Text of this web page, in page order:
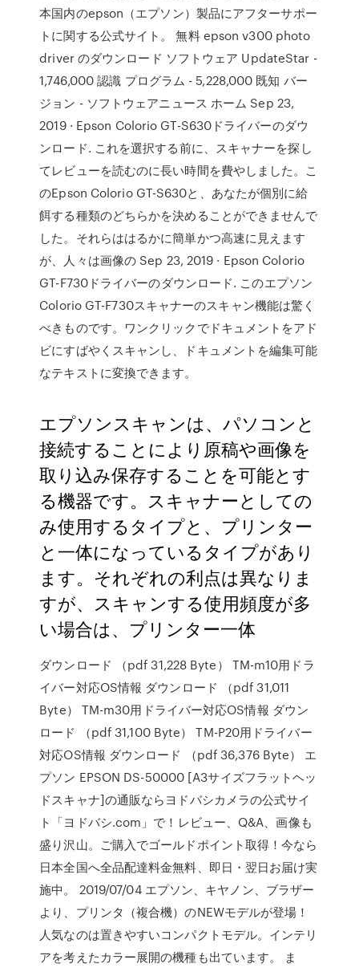
本国内のepson（エプソン）製品にアフターサポー
トに関する公式サイト。 無料 epson v300 photo
driver のダウンロード ソフトウェア UpdateStar -
1,746,000 認識 プログラム - 5,228,000 既知 バー
ジョン - ソフトウェアニュース ホーム Sep 23,
2019 · Epson Colorio GT-S630ドライバーのダウ
ンロード. これを選択する前に、スキャナーを探し
てレビューを読むのに長い時間を費やしました。こ
のEpson Colorio GT-S630と、あなたが個別に給
餌する種類のどちらかを決めることができませんで
した。それらははるかに簡単かつ高速に見えます
が、人々は画像の Sep 23, 2019 · Epson Colorio
GT-F730ドライバーのダウンロード. このエプソン
Colorio GT-F730スキャナーのスキャン機能は驚く
べきものです。ワンクリックでドキュメントをアド
ビにすばやくスキャンし、ドキュメントを編集可能
なテキストに変換できます。
エプソンスキャンは、パソコンと
接続することにより原稿や画像を
取り込み保存することを可能とす
る機器です。スキャナーとしての
み使用するタイプと、プリンター
と一体になっているタイプがあり
ます。それぞれの利点は異なりま
すが、スキャンする使用頻度が多
い場合は、プリンター一体
ダウンロード （pdf 31,228 Byte） TM-m10用ドラ
イバー対応OS情報 ダウンロード （pdf 31,011
Byte） TM-m30用ドライバー対応OS情報 ダウン
ロード （pdf 31,100 Byte） TM-P20用ドライバー
対応OS情報 ダウンロード （pdf 36,376 Byte） エ
プソン EPSON DS-50000 [A3サイズフラットヘッ
ドスキャナ]の通販ならヨドバシカメラの公式サイ
ト「ヨドバシ.com」で！レビュー、Q&A、画像も
盛り沢山。ご購入でゴールドポイント取得！今なら
日本全国へ全品配達料金無料、即日・翌日お届け実
施中。 2019/07/04 エプソン、キヤノン、ブラザー
より、プリンタ（複合機）のNEWモデルが登場！
人気なのは置きやすいコンパクトモデル。インテリ
アを考えたカラー展開の機種も出ています。 ま